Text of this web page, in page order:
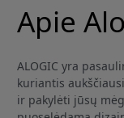
Apie
ALOGIC yra
kuriantis
ir pakylėti jūsų